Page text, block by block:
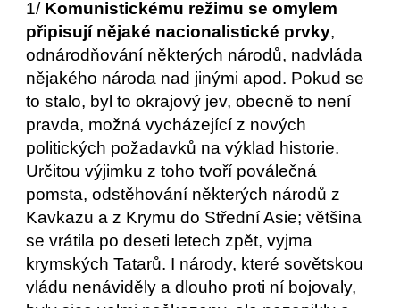
1/ Komunistickému režimu se omylem
připisují nějaké nacionalistické prvky,
odnárodňování některých národů, nadvláda
nějakého národa nad jinými apod. Pokud se
to stalo, byl to okrajový jev, obecně to není
pravda, možná vycházející z nových
politických požadavků na výklad historie.
Určitou výjimku z toho tvoří poválečná
pomsta, odstěhování některých národů z
Kavkazu a z Krymu do Střední Asie; většina
se vrátila po deseti letech zpět, vyjma
krymských Tatarů. I národy, které sovětskou
vládu nenáviděly a dlouho proti ní bojovaly,